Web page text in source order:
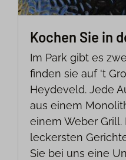
Kochen Sie in
Im Park gibt es
finden sie auf 't
Heydeveld. Jede
aus einem
einem Weber
leckersten
Sie bei uns eine